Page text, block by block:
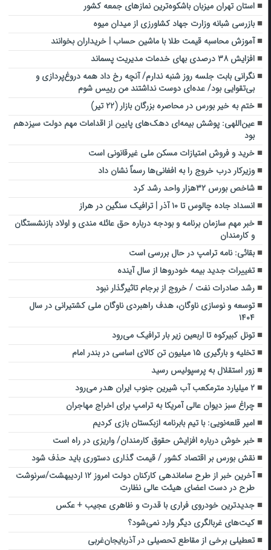
استان تهران میزبان باشکوه‌ترین نمازهای جمعه کشور
بازرسی شبانه وزارت جهاد کشاورزی از میدان میوه
آموزش محاسبه قیمت طلا با ماشین حساب | خریداران بخوانند
افزایش ۳۸ درصدی بهای خدمات مدیریت پسماند
نگرانی بابت جلسه روز شنبه ندارم/ آنچه رخ داد همه دروغ‌پردازی و
بی‌تقوایی بود/ عده‌ای دوست نداشتند من رییس شوم
ختم به خیر بورس در محاصره بزرگان بازار (۲۲ تیر)
عین‌اللهی: پوشش بیمه‌ای دهک‌های پایین از اقدامات مهم دولت سیزدهم
بود
خرید و فروش امتیازات مسکن ملی غیرقانونی است
وزیرکار درب خروج را به افغانی‌ها رسماً نشان داد
شاخص بورس ۳۲هزار واحد رشد کرد
انسداد جاده چالوس تا ۱۰ آذر | ترافیک سنگین در هراز
خبر مهم سازمان برنامه و بودجه درباره حق عائله مندی و اولاد بازنشستگان
و کارمندان
بقائی: نامه ترامپ در حال بررسی است
تغییرات جدید بیمه خودروها از سال آینده
رشد صادرات نفت / خروج از برجام تاثیرگذار نبود
توسعه و نوسازی ناوگان، هدف راهبردی ناوگان ملی کشتیرانی در سال
۱۴۰۴
تونل کبیرکوه تا اربعین زیر بار ترافیک می‌رود
تخلیه و بارگیری ۱۵ میلیون تن کالای اساسی در بندر امام
زور استقلال به پرسپولیس رسید
۲ میلیارد مترمکعب آب شیرین ‌جنوب ایران هدر می‌رود
چراغ سبز دیوان عالی آمریکا به ترامپ برای اخراج مهاجران
امیر قلعه‌نویی: با تیم بابرنامه ازبکستان بازی کردیم
خبر خوش درباره افزایش حقوق کارمندان/ واریزی در راه است
نقش بورس بر اقتصاد کشور / قیمت گذاری دستوری باید حذف شود
آخرین خبر از طرح ساماندهی کارکنان دولت امروز ۱۲ اردیبهشت/سرنوشت
طرح در دست اعضای هیئت عالی نظارت
جدیدترین خودروی فراری با قدرت و ظاهری عجیب + عکس
کیت‌های غربالگری دیگر وارد نمی‌شود؟
تعطیلی برخی از مقاطع تحصیلی در آذربایجان‌غربی